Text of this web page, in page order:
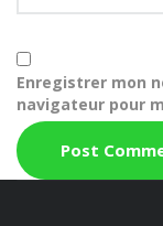
Enregistrer mon
navigateur pour